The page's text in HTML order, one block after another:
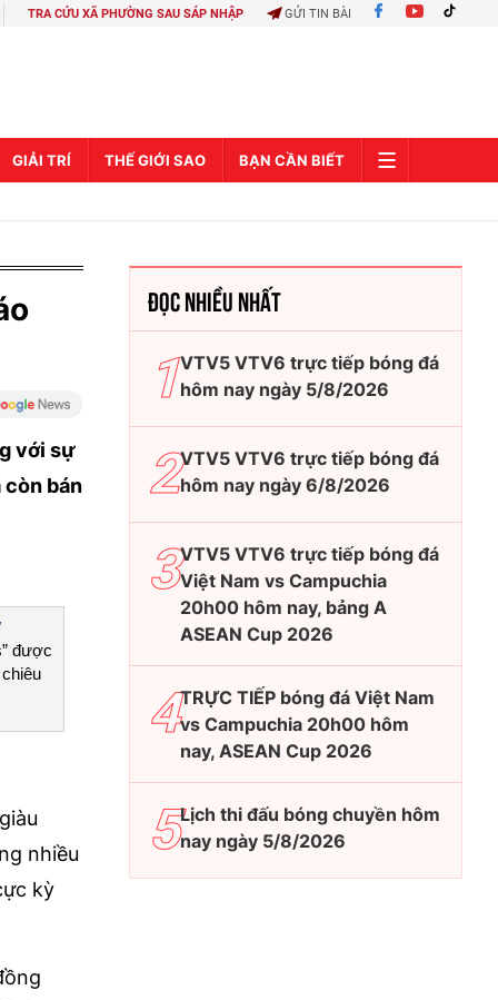
TRA CỨU XÃ PHƯỜNG SAU SÁP NHẬP GỬI TIN BÀI
GIẢI TRÍ THẾ GIỚI SAO BẠN CẦN BIẾT
với sự
còn bán
được
nhiều
kỳ
ĐỌC NHIỀU NHẤT
VTV5 VTV6 trực tiếp bóng đá
hôm nay ngày 5/8/2026
VTV5 VTV6 trực tiếp bóng đá
hôm nay ngày 6/8/2026
VTV5 VTV6 trực tiếp bóng đá
Việt Nam vs Campuchia
20h00 hôm nay, bảng A
ASEAN Cup 2026
TRỰC TIẾP bóng đá Việt Nam
vs Campuchia 20h00 hôm
nay, ASEAN Cup 2026
Lịch thi đấu bóng chuyền hôm
nay ngày 5/8/2026